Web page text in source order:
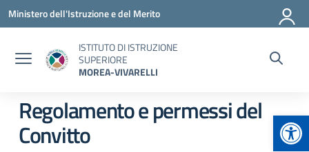
Vai ai contenuti
Vai al menu di navigazione
Vai al footer
Ministero dell'Istruzione e del Merito
ISTITUTO DI ISTRUZIONE
SUPERIORE
MOREA-VIVARELLI
Regolamento e permessi del
Convitto